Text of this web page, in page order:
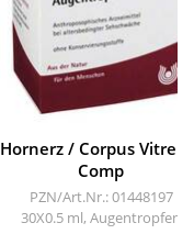
Hornerz / Corpus
Comp
PZN/Art.Nr.: 01448197
30X0.5 ml, Augentropfen